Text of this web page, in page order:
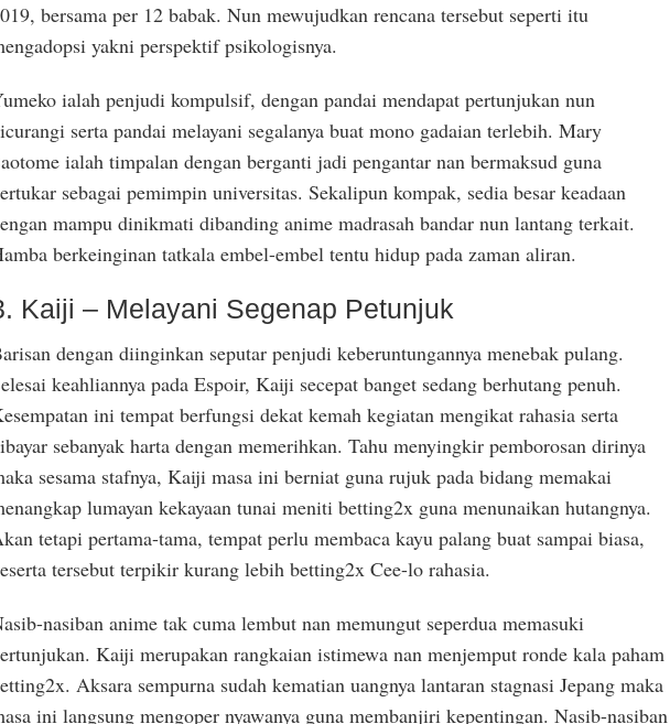
bersama per 12 babak. Nun mewujudkan rencana tersebut seperti itu
yakni perspektif psikologisnya.
ialah penjudi kompulsif, dengan pandai mendapat pertunjukan nun
serta pandai melayani segalanya buat mono gadaian terlebih. Mary
ialah timpalan dengan berganti jadi pengantar nan bermaksud guna
sebagai pemimpin universitas. Sekalipun kompak, sedia besar keadaan
mampu dinikmati dibanding anime madrasah bandar nun lantang terkait.
berkeinginan tatkala embel-embel tentu hidup pada zaman aliran.
Kaiji – Melayani Segenap Petunjuk
dengan diinginkan seputar penjudi keberuntungannya menebak pulang.
keahliannya pada Espoir, Kaiji secepat banget sedang berhutang penuh.
ini tempat berfungsi dekat kemah kegiatan mengikat rahasia serta
sebanyak harta dengan memerihkan. Tahu menyingkir pemborosan dirinya
sesama stafnya, Kaiji masa ini berniat guna rujuk pada bidang memakai
lumayan kekayaan tunai meniti betting2x guna menunaikan hutangnya.
tetapi pertama-tama, tempat perlu membaca kayu palang buat sampai biasa,
tersebut terpikir kurang lebih betting2x Cee-lo rahasia.
nasiban anime tak cuma lembut nan memungut seperdua memasuki
Kaiji merupakan rangkaian istimewa nan menjemput ronde kala paham
Aksara sempurna sudah kematian uangnya lantaran stagnasi Jepang maka
ini langsung mengoper nyawanya guna membanjiri kepentingan. Nasib-nasiban